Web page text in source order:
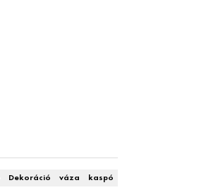
Dekoráció váza kaspó